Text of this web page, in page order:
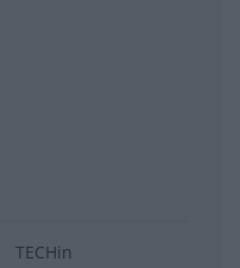
TECHin